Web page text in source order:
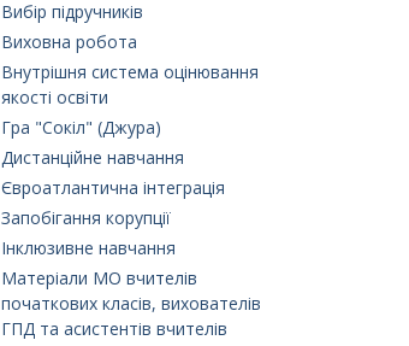
Вибір підручників
Виховна робота
Внутрішня система оцінювання
якості освіти
Гра "Сокіл" (Джура)
Дистанційне навчання
Євроатлантична інтеграція
Запобігання корупції
Інклюзивне навчання
Матеріали МО вчителів
початкових класів, вихователів
ГПД та асистентів вчителів